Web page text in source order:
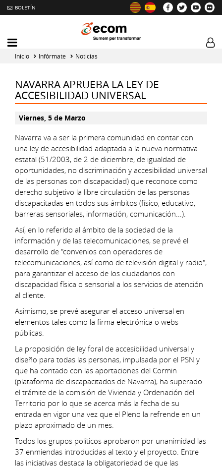
BOLETÍN
Intercambiador
del
menú
Inicio Infórmate Noticias
NAVARRA APRUEBA LA LEY DE
ACCESIBILIDAD UNIVERSAL
Viernes, 5 de Marzo
Navarra va a ser la primera comunidad en contar con
una ley de accesibilidad adaptada a la nueva normativa
estatal (51/2003, de 2 de diciembre, de igualdad de
oportunidades, no discriminación y accesibilidad universal
de las personas con discapacidad) que reconoce como
derecho subjetivo la libre circulación de las personas
discapacitadas en todos sus ámbitos (físico, educativo,
barreras sensoriales, información, comunicación...).
Así, en lo referido al ámbito de la sociedad de la
información y de las telecomunicaciones, se prevé el
desarrollo de "convenios con operadores de
telecomunicaciones, así como de televisión digital y radio",
para garantizar el acceso de los ciudadanos con
discapacidad física o sensorial a los servicios de atención
al cliente.
Asimismo, se prevé asegurar el acceso universal en
elementos tales como la firma electrónica o webs
públicas.
La proposición de ley foral de accesibilidad universal y
diseño para todas las personas, impulsada por el PSN y
que ha contado con las aportaciones del Cormin
(plataforma de discapacitados de Navarra), ha superado
el trámite de la comisión de Vivienda y Ordenación del
Territorio por lo que se acerca más la fecha de su
entrada en vigor una vez que el Pleno la refrende en un
plazo aproximado de un mes.
Todos los grupos políticos aprobaron por unanimidad las
37 enmiendas introducidas al texto y el proyecto. Entre
las iniciativas destaca la obligatoriedad de que las